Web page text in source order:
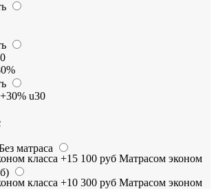
матраса
Матрасом эконом
Матрасом эконом